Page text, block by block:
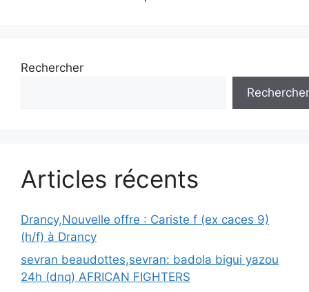
Rechercher
Rechercher
Articles récents
Drancy,Nouvelle offre : Cariste f (ex caces 9)
(h/f) à Drancy
sevran beaudottes,sevran: badola bigui yazou
24h (dnq) AFRICAN FIGHTERS